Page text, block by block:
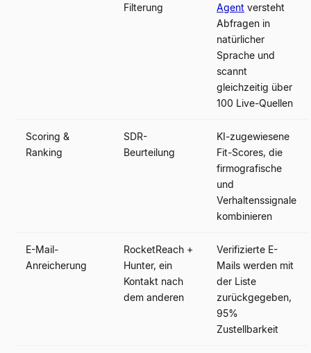
Filterung
Agent versteht
Abfragen in
natürlicher
Sprache und
scannt
gleichzeitig über
100 Live-Quellen
Scoring &
Ranking
SDR-
Beurteilung
KI-zugewiesene
Fit-Scores, die
firmografische
und
Verhaltenssignale
kombinieren
E-Mail-
Anreicherung
RocketReach +
Hunter, ein
Kontakt nach
dem anderen
Verifizierte E-
Mails werden mit
der Liste
zurückgegeben,
95%
Zustellbarkeit